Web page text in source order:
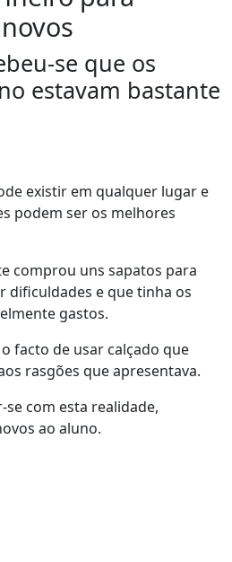
se que os
estavam bastante
existir em qualquer lugar e
podem ser os melhores
comprou uns sapatos para
dificuldades e que tinha os
gastos.
facto de usar calçado que
rasgões que apresentava.
com esta realidade,
ao aluno.